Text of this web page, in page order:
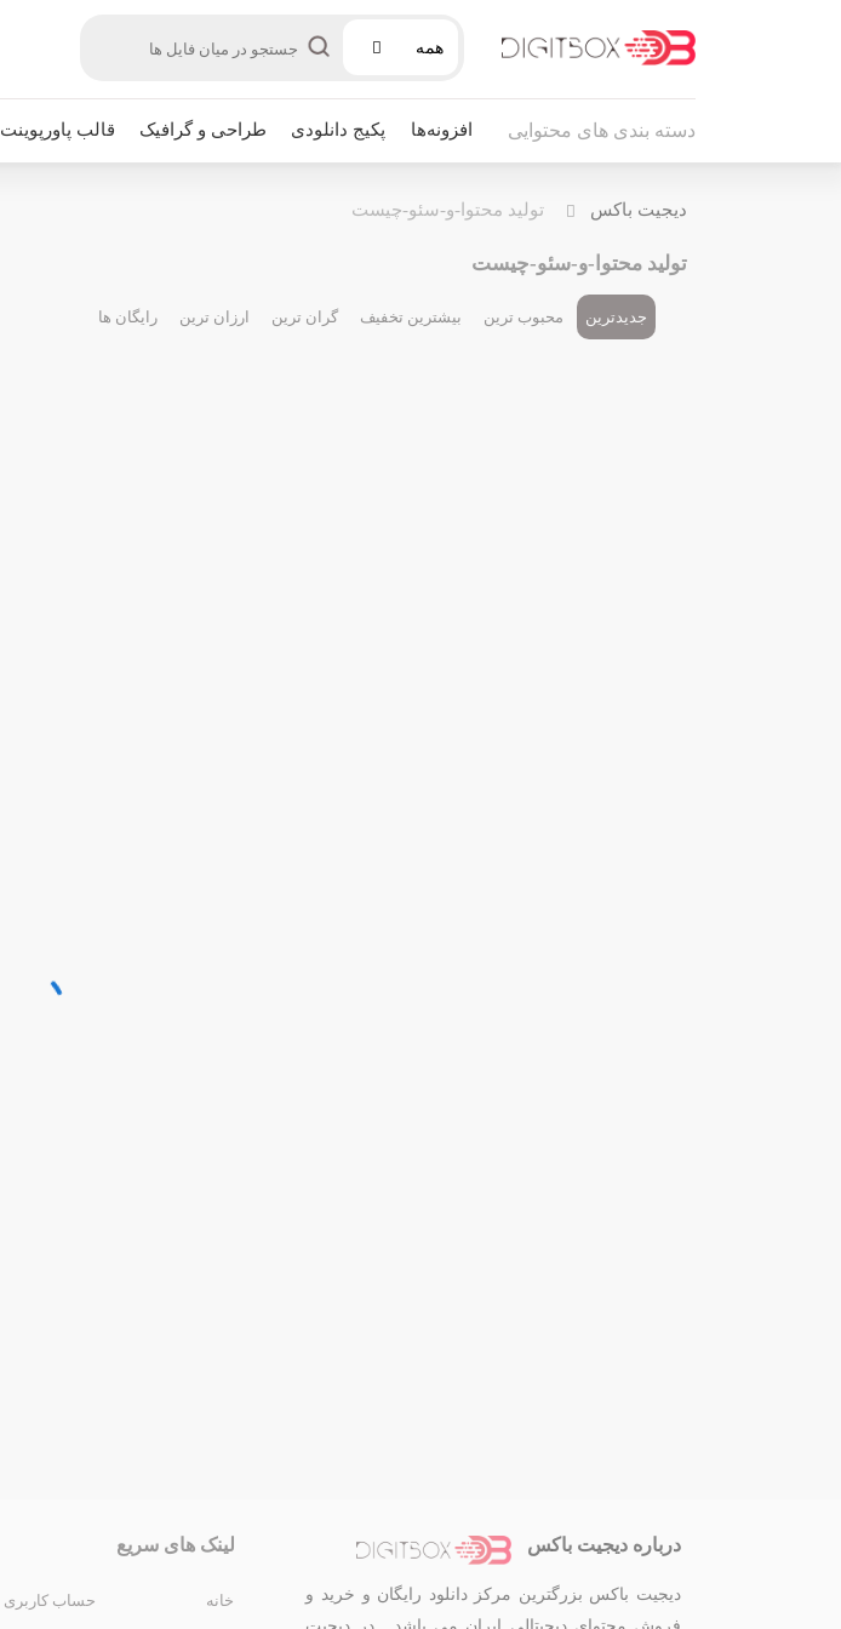
همه
دسته بندی های محتوایی افزونه‌ها پکیج دانلودی طراحی و گرافیک قالب پاورپوینت
دیجیت باکس تولید محتوا-و-سئو-چیست
تولید محتوا-و-سئو-چیست
جدیدترین محبوب ترین بیشترین تخفیف گران ترین ارزان ترین رایگان ها
درباره دیجیت باکس
دیجیت باکس بزرگترین مرکز دانلود رایگان و خرید و
لینک های سریع
خانه حساب کاربری